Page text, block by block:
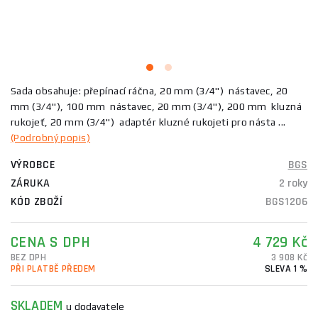
Sada obsahuje: přepínací ráčna, 20 mm (3/4") nástavec, 20
mm (3/4"), 100 mm nástavec, 20 mm (3/4"), 200 mm kluzná
rukojeť, 20 mm (3/4") adaptér kluzné rukojeti pro násta ...
(Podrobný popis)
VÝROBCE
BGS
ZÁRUKA
2 roky
KÓD ZBOŽÍ
BGS1206
CENA S DPH 4 729 Kč
BEZ DPH
3 908 Kč
PŘI PLATBĚ PŘEDEM
SLEVA 1 %
SKLADEMu dodavatele